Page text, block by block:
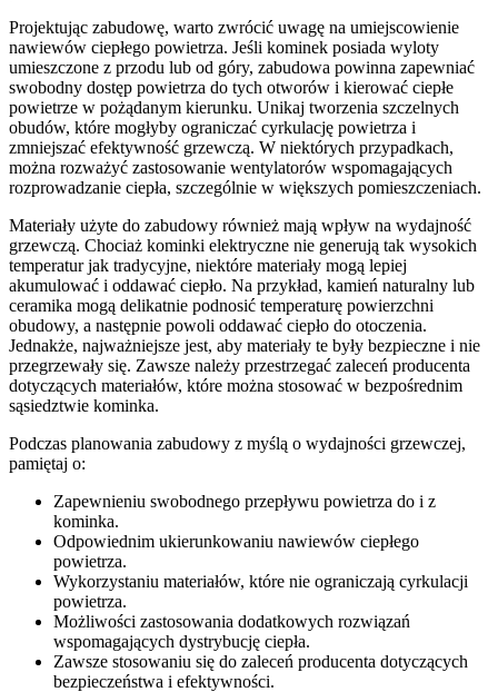
Projektując zabudowę, warto zwrócić uwagę na umiejscowienie
nawiewów ciepłego powietrza. Jeśli kominek posiada wyloty
umieszczone z przodu lub od góry, zabudowa powinna zapewniać
swobodny dostęp powietrza do tych otworów i kierować ciepłe
powietrze w pożądanym kierunku. Unikaj tworzenia szczelnych
obudów, które mogłyby ograniczać cyrkulację powietrza i
zmniejszać efektywność grzewczą. W niektórych przypadkach,
można rozważyć zastosowanie wentylatorów wspomagających
rozprowadzanie ciepła, szczególnie w większych pomieszczeniach.
Materiały użyte do zabudowy również mają wpływ na wydajność
grzewczą. Chociaż kominki elektryczne nie generują tak wysokich
temperatur jak tradycyjne, niektóre materiały mogą lepiej
akumulować i oddawać ciepło. Na przykład, kamień naturalny lub
ceramika mogą delikatnie podnosić temperaturę powierzchni
obudowy, a następnie powoli oddawać ciepło do otoczenia.
Jednakże, najważniejsze jest, aby materiały te były bezpieczne i nie
przegrzewały się. Zawsze należy przestrzegać zaleceń producenta
dotyczących materiałów, które można stosować w bezpośrednim
sąsiedztwie kominka.
Podczas planowania zabudowy z myślą o wydajności grzewczej,
pamiętaj o:
Zapewnieniu swobodnego przepływu powietrza do i z
kominka.
Odpowiednim ukierunkowaniu nawiewów ciepłego
powietrza.
Wykorzystaniu materiałów, które nie ograniczają cyrkulacji
powietrza.
Możliwości zastosowania dodatkowych rozwiązań
wspomagających dystrybucję ciepła.
Zawsze stosowaniu się do zaleceń producenta dotyczących
bezpieczeństwa i efektywności.